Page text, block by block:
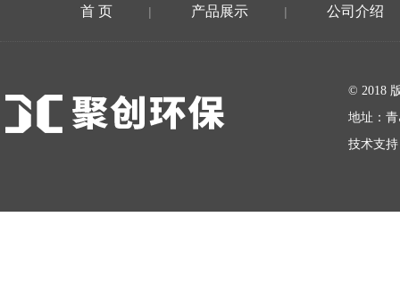
首 页 | 产品展示 | 公司介绍
© 2018
地址：
技术支